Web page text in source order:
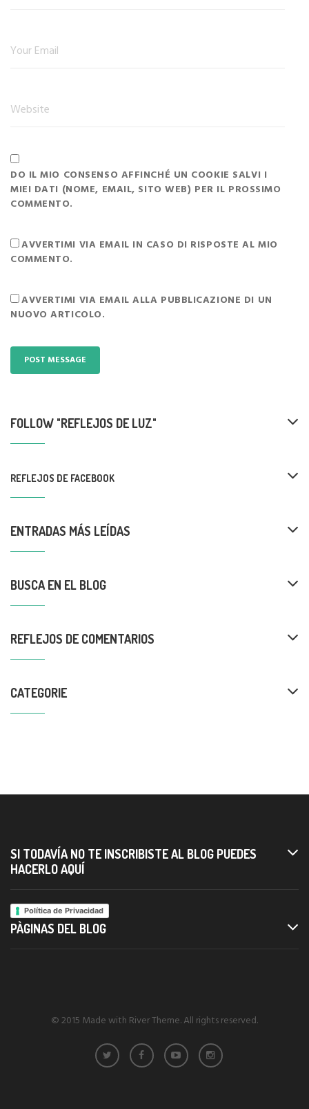
DO IL MIO CONSENSO AFFINCHÉ UN COOKIE SALVI I
MIEI DATI (NOME, EMAIL, SITO WEB) PER IL PROSSIMO
COMMENTO.
AVVERTIMI VIA EMAIL IN CASO DI RISPOSTE AL MIO
COMMENTO.
AVVERTIMI VIA EMAIL ALLA PUBBLICAZIONE DI UN
NUOVO ARTICOLO.
FOLLOW "REFLEJOS DE LUZ"
REFLEJOS DE FACEBOOK
ENTRADAS MÁS LEÍDAS
BUSCA EN EL BLOG
REFLEJOS DE COMENTARIOS
CATEGORIE
SI TODAVÍA NO TE INSCRIBISTE AL BLOG PUEDES
HACERLO AQUÍ
Política de Privacidad
PÀGINAS DEL BLOG
© 2015 Made with River Theme. All rights reserved.